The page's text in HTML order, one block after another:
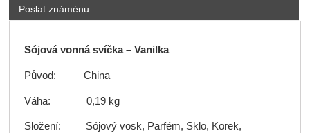
Poslat známénu
Sójová vonná svíčka – Vanilka
Původ: China
Váha: 0,19 kg
Složení: Sójový vosk, Parfém, Sklo, Korek,